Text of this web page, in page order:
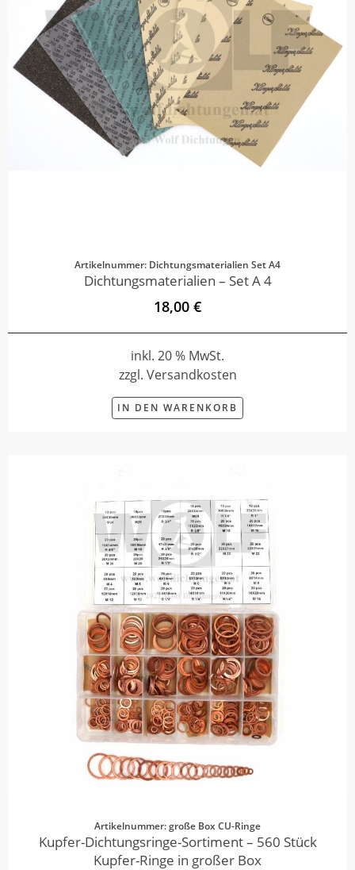
Artikelnummer: Dichtungsmaterialien Set A4
Dichtungsmaterialien – Set A 4
18,00 €
inkl. 20 % MwSt.
zzgl. Versandkosten
IN DEN WARENKORB
Artikelnummer: große Box CU-Ringe
Kupfer-Dichtungsringe-Sortiment – 560 Stück
Kupfer-Ringe in großer Box